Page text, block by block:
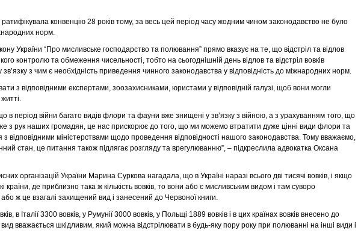
конвенцію 28 років тому, за весь цей період часу жодним чином законодавство не було
норм.
України “Про мисливське господарство та полювання” прямо вказує на те, що відстріл та відлов
контролю та обмеження чисельності, тобто на сьогоднішній день відлов та відстріл вовків
з чим є необхідність приведення чинного законодавства у відповідність до міжнародних норм.
з відповідними експертами, зоозахисниками, юристами у відповідній галузі, щоб вони могли
в період війни багато видів флори та фауни вже знищені у зв’язку з війною, а з урахуванням того, що
з рук наших громадян, це нас прискорює до того, що ми можемо втратити дуже цінні види флори та
відповідними міністерствами щодо проведення відповідності нашого законодавства. Тому вважаємо,
стан, це питання також підлягає розгляду та врегулюванню”, – підкреслила адвокатка Оксана
організацій України Марина Суркова нагадала, що в Україні наразі всього дві тисячі вовків, і якщо
країни, де приблизно така ж кількість вовків, то вони або є мисливським видом і там суворо
або ж це взагалі захищений вид і занесений до Червоної книги.
в Італії 3300 вовків, у Румунії 3000 вовків, у Польщі 1889 вовків і в цих країнах вовків внесено до
вид вважається шкідливим, який можна відстрілювати в будь-яку пору року при полюванні на інші види і